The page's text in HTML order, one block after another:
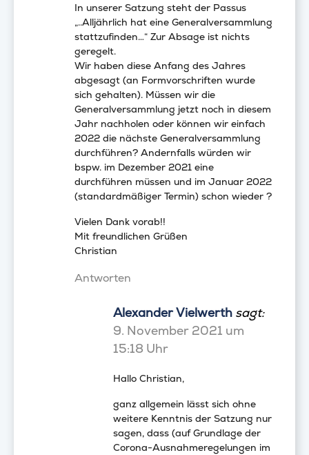
In unserer Satzung steht der Passus
„..Alljährlich hat eine Generalversammlung
stattzufinden…“ Zur Absage ist nichts
geregelt.
Wir haben diese Anfang des Jahres
abgesagt (an Formvorschriften wurde
sich gehalten). Müssen wir die
Generalversammlung jetzt noch in diesem
Jahr nachholen oder können wir einfach
2022 die nächste Generalversammlung
durchführen? Andernfalls würden wir
bspw. im Dezember 2021 eine
durchführen müssen und im Januar 2022
(standardmäßiger Termin) schon wieder ?
Vielen Dank vorab!!
Mit freundlichen Grüßen
Christian
Antworten
Alexander Vielwerth sagt:
9. November 2021 um
15:18 Uhr
Hallo Christian,
ganz allgemein lässt sich ohne
weitere Kenntnis der Satzung nur
sagen, dass (auf Grundlage der
Corona-Ausnahmeregelungen im